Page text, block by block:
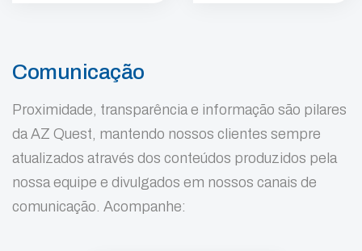
Comunicação
Proximidade, transparência e informação são pilares
da AZ Quest, mantendo nossos clientes sempre
atualizados através dos conteúdos produzidos pela
nossa equipe e divulgados em nossos canais de
comunicação. Acompanhe: